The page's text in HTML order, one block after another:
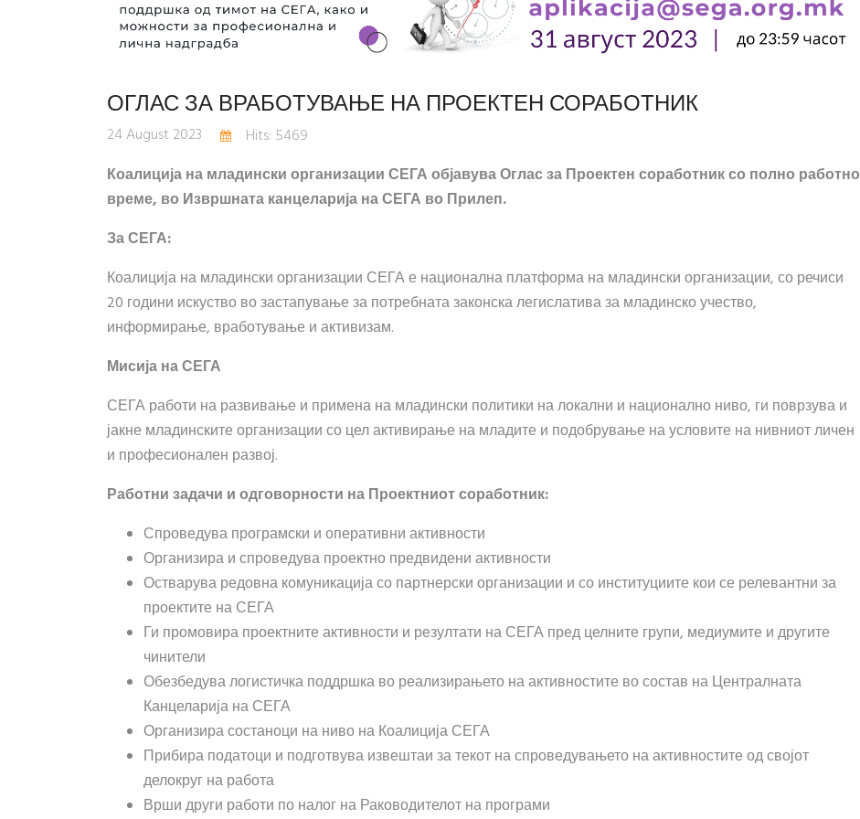
ОГЛАС ЗА ВРАБОТУВАЊЕ НА ПРОЕКТЕН СОРАБОТНИК
24 August 2023
Hits: 5469
Коалиција на младински организации СЕГА објавува Оглас за Проектен соработник со полно работно
време, во Извршната канцеларија на СЕГА во Прилеп.
За СЕГА:
Коалиција на младински организации СЕГА е национална платформа на младински организации, со речиси
20 години искуство во застапување за потребната законска легислатива за младинско учество,
информирање, вработување и активизам.
Мисија на СЕГА
СЕГА работи на развивање и примена на младински политики на локални и национално ниво, ги поврзува и
јакне младинските организации со цел активирање на младите и подобрување на условите на нивниот личен
и професионален развој.
Работни задачи и одговорности на Проектниот соработник:
Спроведува програмски и оперативни активности
Организира и спроведува проектно предвидени активности
Остварува редовна комуникација со партнерски организации и со институциите кои се релевантни за
проектите на СЕГА
Ги промовира проектните активности и резултати на СЕГА пред целните групи, медиумите и другите
чинители
Обезбедува логистичка поддршка во реализирањето на активностите во состав на Централната
Канцеларија на СЕГА
Организира состаноци на ниво на Коалиција СЕГА
Прибира податоци и подготвува извештаи за текот на спроведувањето на активностите од својот
делокруг на работа
Врши други работи по налог на Раководителот на програми